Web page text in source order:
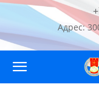
Адрес: